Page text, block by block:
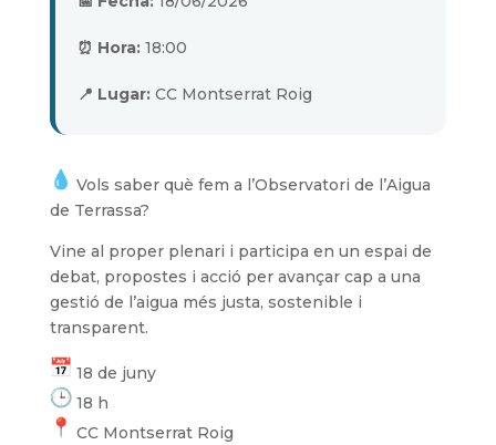
⏰ Hora:18:00
📍 Lugar:CC Montserrat Roig
Vols saber què fem a l’Observatori de l’Aigua
de Terrassa?
Vine al proper plenari i participa en un espai de
debat, propostes i acció per avançar cap a una
gestió de l’aigua més justa, sostenible i
transparent.
18 de juny
18 h
CC Montserrat Roig